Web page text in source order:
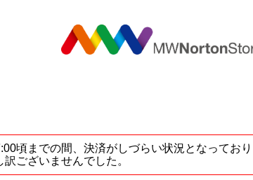
頃までの間、決済がしづらい状況となってお
ございませんでした。